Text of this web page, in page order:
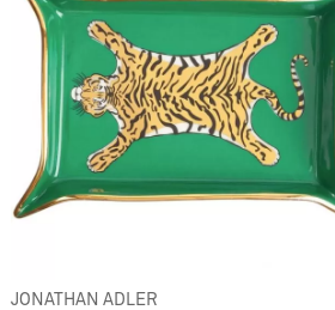
JONATHAN ADLER